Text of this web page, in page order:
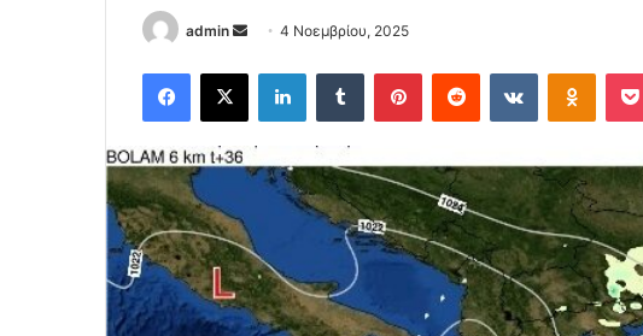
admin
Send
email
4 Νοεμβρίου, 2025
Facebook
X LinkedInTumblr PinterestReddit VKontakte